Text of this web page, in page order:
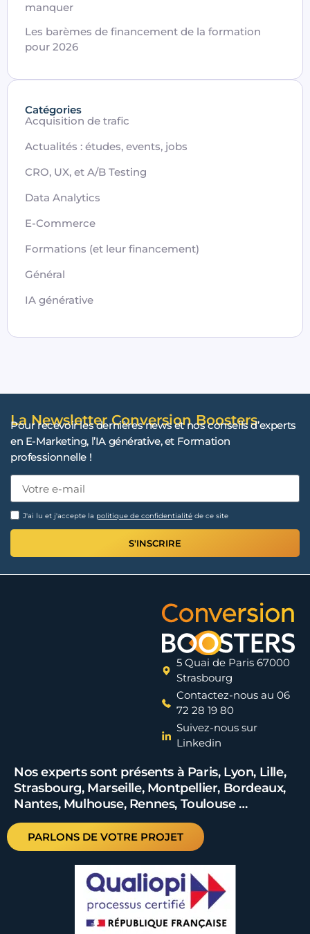
manquer
Les barèmes de financement de la formation
pour 2026
Catégories
Acquisition de trafic
Actualités : études, events, jobs
CRO, UX, et A/B Testing
Data Analytics
E-Commerce
Formations (et leur financement)
Général
IA générative
La Newsletter Conversion Boosters
Pour recevoir les dernières news et nos conseils d’experts
en E-Marketing, l’IA générative, et Formation
professionnelle !
J'ai lu et j'accepte la politique de confidentialité de ce site
S'INSCRIRE
5 Quai de Paris 67000
Strasbourg
Contactez-nous au 06
72 28 19 80
Suivez-nous sur
Linkedin
Nos experts sont présents à Paris, Lyon, Lille,
Strasbourg, Marseille, Montpellier, Bordeaux,
Nantes, Mulhouse, Rennes, Toulouse …
PARLONS DE VOTRE PROJET